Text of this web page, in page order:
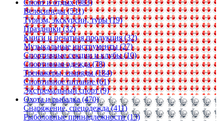
Спорт и отдых (983)
Велосипеды (531)
Туризм, экскурсии, туры (19)
Праздники (32)
Книги и печатная продукция (32)
Музыкальные инструменты (27)
Спортивные секции и клубы (10)
Спортивная одежда (78)
Тренажеры, снаряды (184)
Спортивное питание (61)
Экстремальный спорт (9)
Охота и рыбалка (470)
Снаряжение, спецодежда (411)
Рыболовные принадлежности (13)